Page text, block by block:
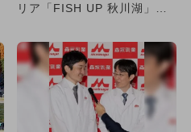
リア「FISH UP 秋川湖」が